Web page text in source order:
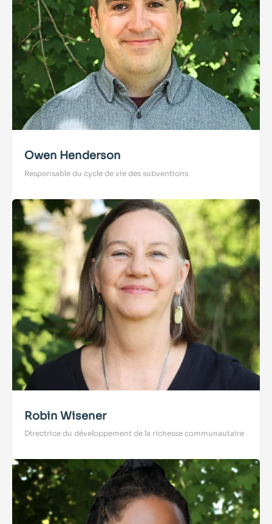
Owen Henderson
Responsable du cycle de vie des subventions
Robin Wisener
Directrice du développement de la richesse communautaire